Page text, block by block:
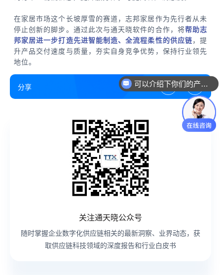
在家居市场这个长坡厚雪的赛道，志邦家居作为先行者从未
停止创新的脚步。通过此次与通天晓软件的合作，将帮助志
邦家居进一步打造先进智能制造、全流程柔性的供应链，提
升产品交付速度与质量，夯实自身竞争优势，保持行业领先
地位。
分享
关注通天晓公众号
随时掌握企业数字化供应链相关的最新洞察、业界动态，获
取供应链科技领域的深度报告和行业白皮书